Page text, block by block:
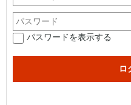
パスワードを表示する